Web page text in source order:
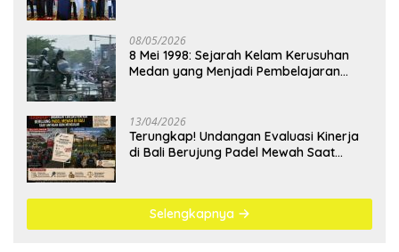
08/05/2026
8 Mei 1998: Sejarah Kelam Kerusuhan
Medan yang Menjadi Pembelajaran
13/04/2026
Terungkap! Undangan Evaluasi Kinerja
di Bali Berujung Padel Mewah Saat
Selengkapnya